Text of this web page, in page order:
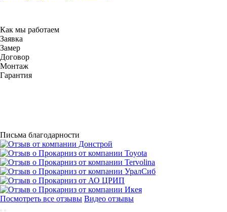
Как мы работаем
Заявка
Замер
Договор
Монтаж
Гарантия
Письма благодарности
Посмотреть все отзывы Видео отзывы